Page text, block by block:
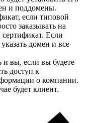
и поддомены.
если типовой
заказывать на
Если
домен и все
и вы, если вы будете
доступ к
о компании.
будет клиент.